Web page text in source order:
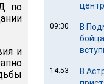
по
и
09:30
В
14:53
В